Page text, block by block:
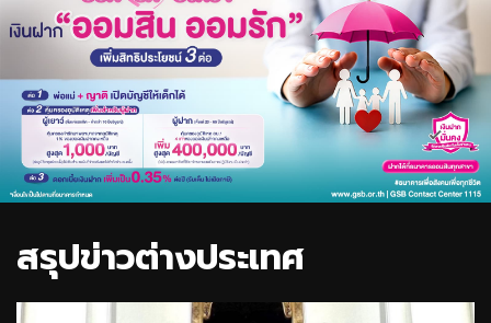
สรุปข่าวต่างประเทศ